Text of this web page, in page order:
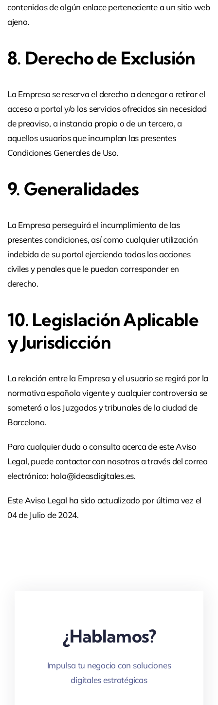
contenidos de algún enlace perteneciente a un sitio web
ajeno.
8. Derecho de Exclusión
La Empresa se reserva el derecho a denegar o retirar el
acceso a portal y/o los servicios ofrecidos sin necesidad
de preaviso, a instancia propia o de un tercero, a
aquellos usuarios que incumplan las presentes
Condiciones Generales de Uso.
9. Generalidades
La Empresa perseguirá el incumplimiento de las
presentes condiciones, así como cualquier utilización
indebida de su portal ejerciendo todas las acciones
civiles y penales que le puedan corresponder en
derecho.
10. Legislación Aplicable
y Jurisdicción
La relación entre la Empresa y el usuario se regirá por la
normativa española vigente y cualquier controversia se
someterá a los Juzgados y tribunales de la ciudad de
Barcelona.
Para cualquier duda o consulta acerca de este Aviso
Legal, puede contactar con nosotros a través del correo
electrónico: hola@ideasdigitales.es.
Este Aviso Legal ha sido actualizado por última vez el
04 de Julio de 2024.
¿Hablamos?
Impulsa tu negocio con soluciones
digitales estratégicas